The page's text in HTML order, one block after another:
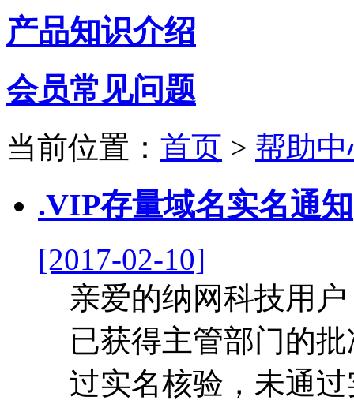
产品知识介绍
会员常见问题
当前位置： 首页 > 帮助
.VIP存量域名实名通知
[2017-02-10]
亲爱的纳网科技用
已获得主管部门的
过实名核验，未通